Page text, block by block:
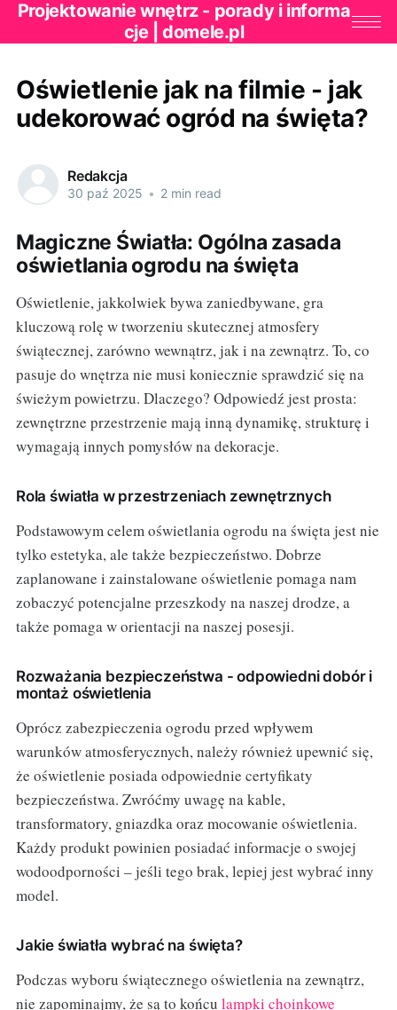
Projektowanie wnętrz - porady i informa
cje | domele.pl
Oświetlenie jak na filmie - jak
udekorować ogród na święta?
Redakcja
30 paź 2025 • 2 min read
Magiczne Światła: Ogólna zasada
oświetlania ogrodu na święta
Oświetlenie, jakkolwiek bywa zaniedbywane, gra
kluczową rolę w tworzeniu skutecznej atmosfery
świątecznej, zarówno wewnątrz, jak i na zewnątrz. To, co
pasuje do wnętrza nie musi koniecznie sprawdzić się na
świeżym powietrzu. Dlaczego? Odpowiedź jest prosta:
zewnętrzne przestrzenie mają inną dynamikę, strukturę i
wymagają innych pomysłów na dekoracje.
Rola światła w przestrzeniach zewnętrznych
Podstawowym celem oświetlania ogrodu na święta jest nie
tylko estetyka, ale także bezpieczeństwo. Dobrze
zaplanowane i zainstalowane oświetlenie pomaga nam
zobaczyć potencjalne przeszkody na naszej drodze, a
także pomaga w orientacji na naszej posesji.
Rozważania bezpieczeństwa - odpowiedni dobór i
montaż oświetlenia
Oprócz zabezpieczenia ogrodu przed wpływem
warunków atmosferycznych, należy również upewnić się,
że oświetlenie posiada odpowiednie certyfikaty
bezpieczeństwa. Zwróćmy uwagę na kable,
transformatory, gniazdka oraz mocowanie oświetlenia.
Każdy produkt powinien posiadać informacje o swojej
wodoodporności – jeśli tego brak, lepiej jest wybrać inny
model.
Jakie światła wybrać na święta?
Podczas wyboru świątecznego oświetlenia na zewnątrz,
nie zapominajmy, że są to końcu lampki choinkowe